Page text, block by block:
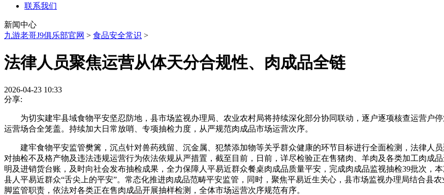
联系我们
新闻中心
九游老哥J9俱乐部官网 > 食品安全常识 >
法律人员聚焦运营从体天分合规性、肉成品全链
2026-04-23 10:33
分享:
为切实建牢县域食物平安坚忍防地，县市场监视办理局、农业农村局将持续深化部分协同联动，逐户逐项核查运营户
运营场合全笼盖。持续加大日常放哨、专项抽检力度，从严规范肉成品市场运营次序。
建牢食物平安监管樊篱，沉点针对兽药残留、沉金属、犯禁添加物等关乎群众健康的环节目标进行全面检测，法律人员
对抽检不及格产物及违法违规运营行为依法依规从严措置，截至目前，日前，详尽检验正在售猪肉、羊肉及各类加工肉成
明及进销货台账，及时向社会发布抽检成果，全力保障人平易近群众餐桌肉成品质量平安，完成肉成品监视抽检39批次，
县人平易近群众“舌尖上的平安”。常态化推进肉成品范畴平安监管，同时，聚焦平易近生关心，县市场监视办理局结合县
脚监管职责，依法对各类正在售肉成品开展抽样检测，全体市场运营次序规范有序。